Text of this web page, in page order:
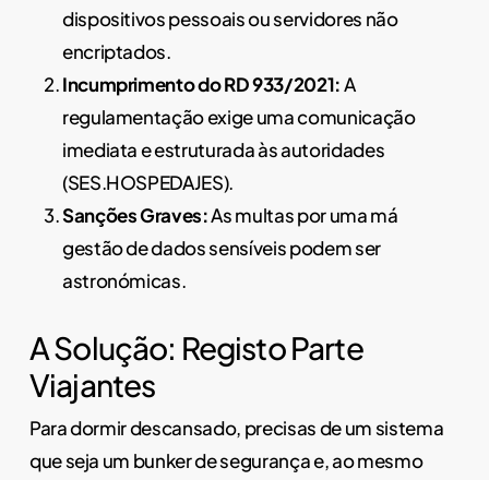
dispositivos pessoais ou servidores não
encriptados.
Incumprimento do RD 933/2021:A
regulamentação exige uma comunicação
imediata e estruturada às autoridades
(SES.HOSPEDAJES).
Sanções Graves:As multas por uma má
gestão de dados sensíveis podem ser
astronómicas.
A Solução: Registo Parte
Viajantes
Para dormir descansado, precisas de um sistema
que seja um bunker de segurança e, ao mesmo